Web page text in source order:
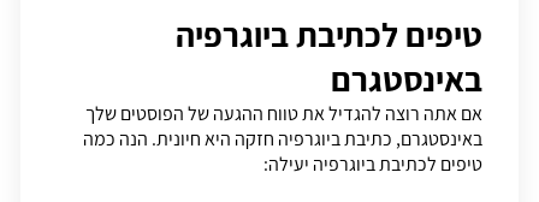
טיפים לכתיבת ביוגרפיה
באינסטגרם
אם אתה רוצה להגדיל את טווח ההגעה של הפוסטים שלך
באינסטגרם, כתיבת ביוגרפיה חזקה היא חיונית. הנה כמה
טיפים לכתיבת ביוגרפיה יעילה: